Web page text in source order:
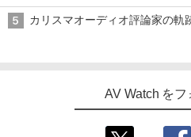
音”Tecnologia e Cuore「DS-
カリスマオーディオ評論家の軌
AV Watch をフ